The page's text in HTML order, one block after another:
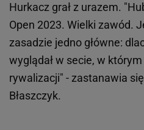
Hurkacz grał z urazem.
Open 2023. Wielki zawód.
zasadzie jedno główne:
wyglądał w secie, w
rywalizacji" - zastanawia
Błaszczyk.